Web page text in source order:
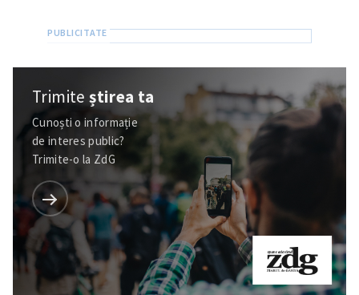
Trimiteștirea ta
Cunoști o informație
de interes public?
Trimite-o la ZdG